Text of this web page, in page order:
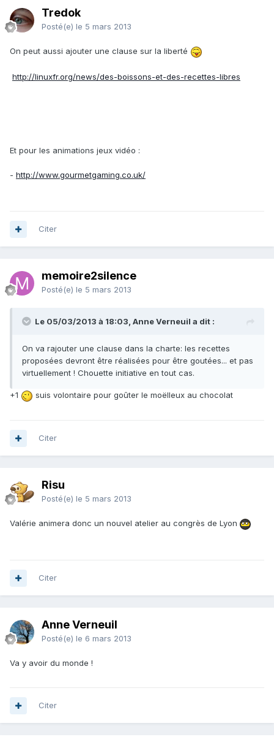
Tredok
Posté(e) le 5 mars 2013
On peut aussi ajouter une clause sur la liberté
http://linuxfr.org/news/des-boissons-et-des-recettes-libres
Et pour les animations jeux vidéo :
- http://www.gourmetgaming.co.uk/
Citer
memoire2silence
Posté(e) le 5 mars 2013
Le 05/03/2013 à 18:03, Anne Verneuil a dit :
On va rajouter une clause dans la charte: les recettes
proposées devront être réalisées pour être goutées... et pas
virtuellement ! Chouette initiative en tout cas.
+1 suis volontaire pour goûter le moëlleux au chocolat
Citer
Risu
Posté(e) le 5 mars 2013
Valérie animera donc un nouvel atelier au congrès de Lyon
Citer
Anne Verneuil
Posté(e) le 6 mars 2013
Va y avoir du monde !
Citer